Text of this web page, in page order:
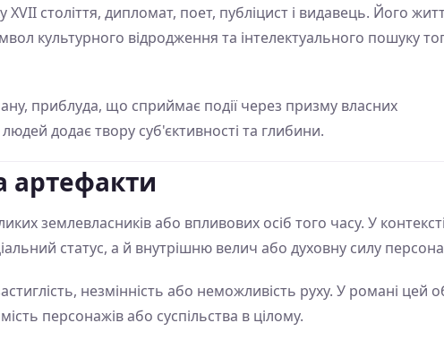
XVII століття, дипломат, поет, публіцист і видавець. Його
культурного відродження та інтелектуального пошуку
приблуда, що сприймає події через призму власних
додає твору суб'єктивності та глибини.
артефакти
землевласників або впливових осіб того часу. У контексті
статус, а й внутрішню велич або духовну силу
незмінність або неможливість руху. У романі цей
персонажів або суспільства в цілому.